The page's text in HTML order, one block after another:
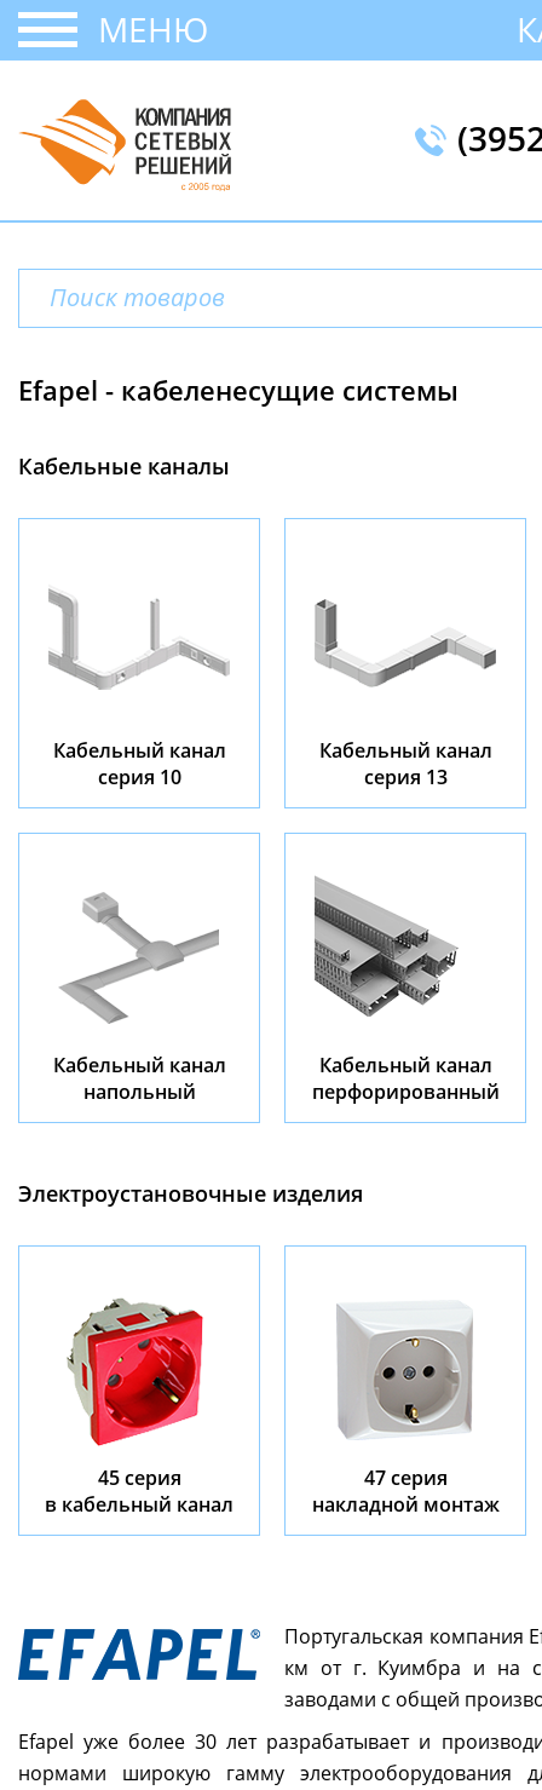
МЕНЮ
Efapel - кабеленесущие системы
Кабельные каналы
Кабельный канал
серия 10
Кабельный канал
серия 13
Кабельный канал
напольный
Кабельный канал
перфорированный
Электроустановочные изделия
45 серия
в кабельный канал
47 серия
накладной монтаж
Португальская компания
км от г. Куимбра и на
заводами с общей
Efapel уже более 30 лет разрабатывает и
нормами широкую гамму